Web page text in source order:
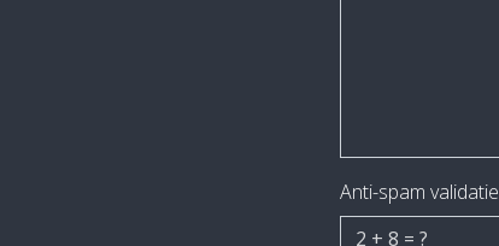
Anti-spam validatie